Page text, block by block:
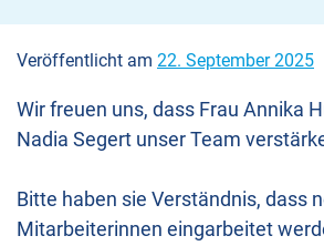
Veröffentlicht am 22. September 2025
Wir freuen uns, dass Frau Annika
Nadia Segert unser Team
Bitte haben sie Verständnis, dass
Mitarbeiterinnen eingarbeitet